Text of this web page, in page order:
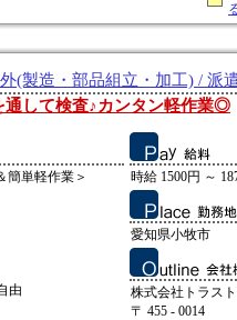
(製造・部品組立・加工) / 派
通して検査♪カンタン軽作業◎
簡単軽作業＞
由
時給 1500円 ～
愛知県小牧市
株式会社トラス
〒 455 - 0014